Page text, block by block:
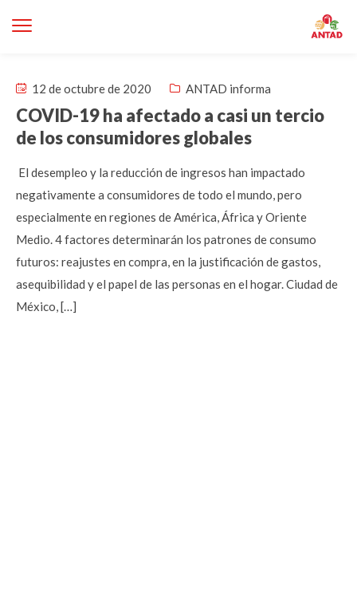
12 de octubre de 2020 ANTAD informa
COVID-19 ha afectado a casi un tercio
de los consumidores globales
El desempleo y la reducción de ingresos han impactado
negativamente a consumidores de todo el mundo, pero
especialmente en regiones de América, África y Oriente
Medio. 4 factores determinarán los patrones de consumo
futuros: reajustes en compra, en la justificación de gastos,
asequibilidad y el papel de las personas en el hogar. Ciudad de
México, […]